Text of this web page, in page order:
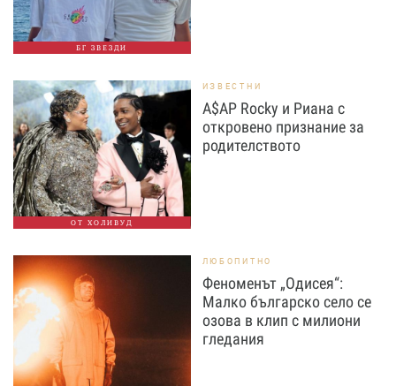
БГ ЗВЕЗДИ
ОТ ХОЛИВУД
ИЗВЕСТНИ
A$AP Rocky и Риана с
откровено признание за
родителството
ЛЮБОПИТНО
Феноменът „Одисея“:
Малко българско село се
озова в клип с милиони
гледания